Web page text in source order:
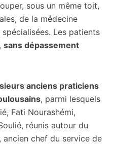
sous un même toit,
de la médecine
Les patients
sans dépassement
anciens praticiens
, parmi lesquels
Fati Nourashémi,
réunis autour du
ancien chef du service de